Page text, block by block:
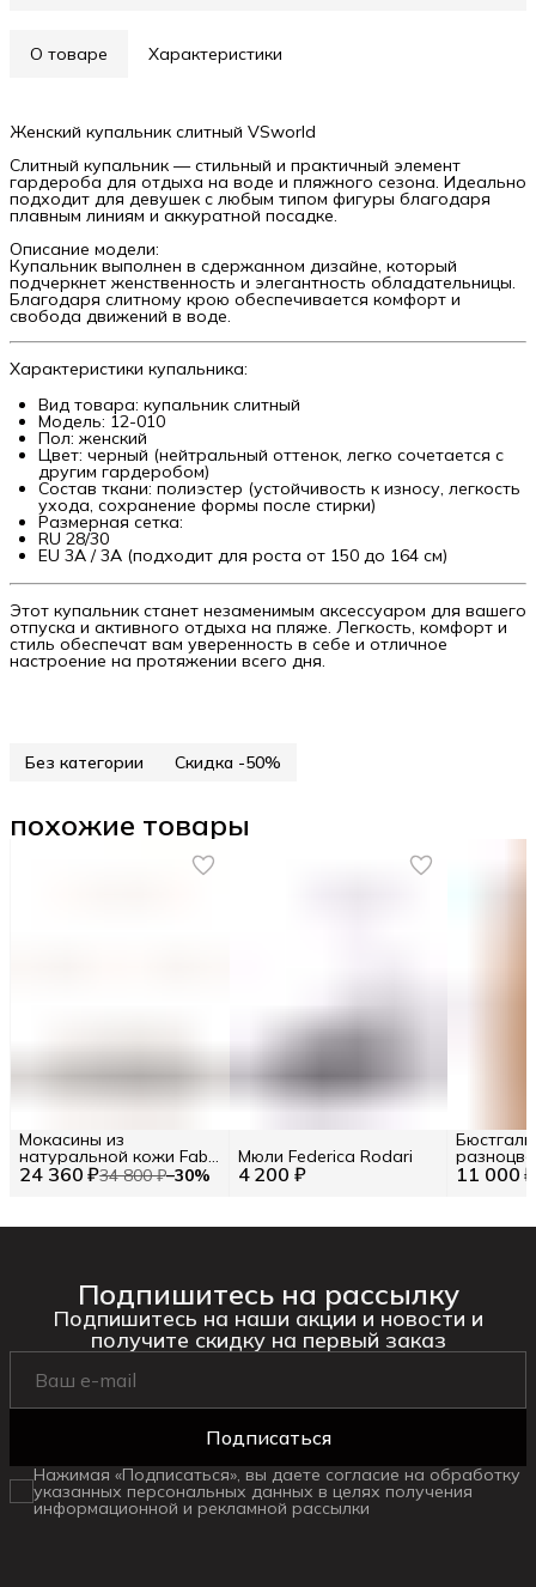
О товаре Характеристики
Женский купальник слитный VSworld
Слитный купальник — стильный и практичный элемент
гардероба для отдыха на воде и пляжного сезона. Идеально
подходит для девушек с любым типом фигуры благодаря
плавным линиям и аккуратной посадке.
Описание модели:
Купальник выполнен в сдержанном дизайне, который
подчеркнет женственность и элегантность обладательницы.
Благодаря слитному крою обеспечивается комфорт и
свобода движений в воде.
Характеристики купальника:
Вид товара: купальник слитный
Модель: 12-010
Пол: женский
Цвет: черный (нейтральный оттенок, легко сочетается с
другим гардеробом)
Состав ткани: полиэстер (устойчивость к износу, легкость
ухода, сохранение формы после стирки)
Размерная сетка:
RU 28/30
EU 3A / 3A (подходит для роста от 150 до 164 см)
Этот купальник станет незаменимым аксессуаром для вашего
отпуска и активного отдыха на пляже. Легкость, комфорт и
стиль обеспечат вам уверенность в себе и отличное
настроение на протяжении всего дня.
Без категории Скидка -50%
похожие товары
24 360 ₽34 800 ₽−30%
Мокасины из
натуральной кожи Fabi
RU 42.5 / EU 43 / 43 4 200 ₽
Мюли Federica Rodari
11 000 ₽
принтом
Подпишитесь на рассылку
Подпишитесь на наши акции и новости и
получите скидку на первый заказ
Подписаться
Нажимая «Подписаться», вы даете согласие на обработку
указанных персональных данных в целях получения
информационной и рекламной рассылки